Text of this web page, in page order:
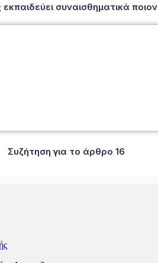
εκπαιδεύει συναισθηματικά ποιον
Συζήτηση για το άρθρο 16